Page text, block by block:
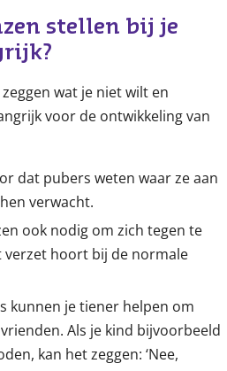
stellen bij je
wat je niet wilt en
voor de ontwikkeling van
dat pubers weten waar ze aan
verwacht.
ook nodig om zich tegen te
verzet hoort bij de normale
kunnen je tiener helpen om
vrienden. Als je kind bijvoorbeeld
kan het zeggen: ‘Nee,